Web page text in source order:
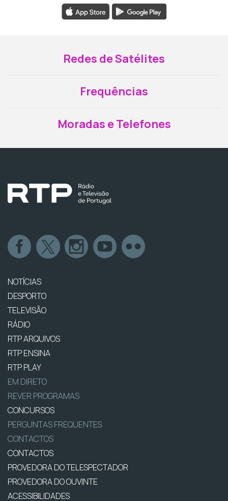
Redes de Satélites
Frequências
Moradas e Telefones
NOTÍCIAS
DESPORTO
TELEVISÃO
RÁDIO
RTP ARQUIVOS
RTP ENSINA
RTP PLAY
EM DIRETO
REVER PROGRAMAS
CONCURSOS
PERGUNTAS FREQUENTES
CONTACTOS
CONTACTOS
PROVEDORA DO TELESPECTADOR
PROVEDORA DO OUVINTE
ACESSIBILIDADES